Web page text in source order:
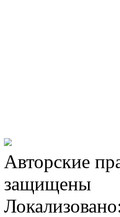
Авторские
защищены